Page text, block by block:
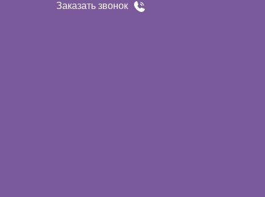
Заказать звонок